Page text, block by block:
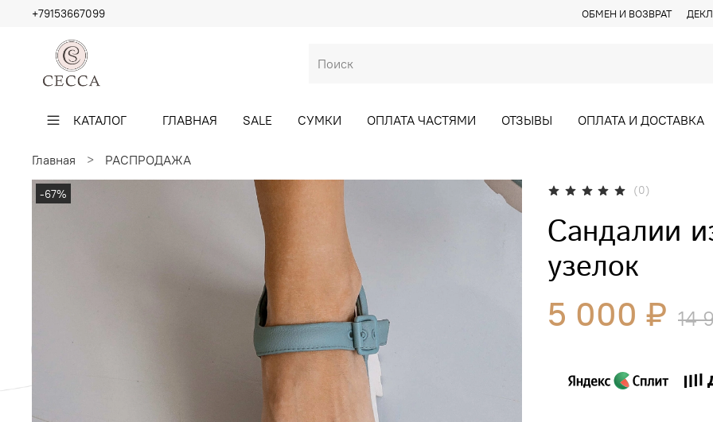
ОБМЕН И ВОЗВРАТ
+79153667099
КАТАЛОГ ГЛАВНАЯ SALE СУМКИ ОПЛАТА ЧАСТЯМИ ОТЗЫВЫ ОПЛАТА И ДОСТАВКА
Главная РАСПРОДАЖА
-67% (0)
Сандалии
узелок
5 000 ₽ 14